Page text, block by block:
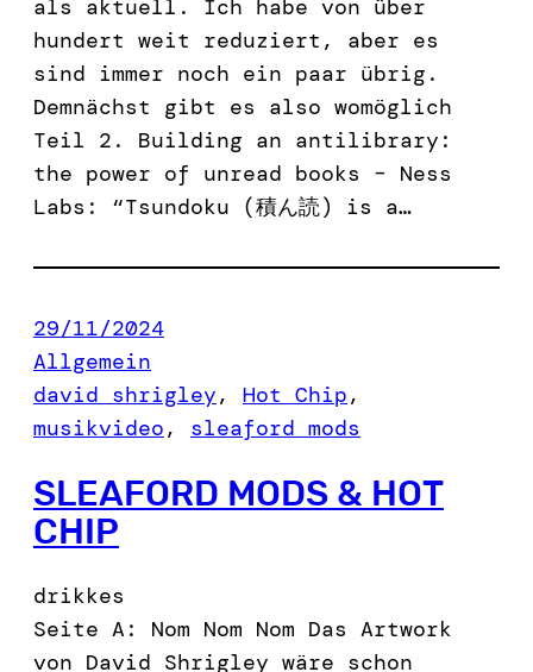
als aktuell. Ich habe von über
hundert weit reduziert, aber es
sind immer noch ein paar übrig.
Demnächst gibt es also womöglich
Teil 2. Building an antilibrary:
the power of unread books – Ness
Labs: “Tsundoku (積ん読) is a…
29/11/2024
Allgemein
david shrigley, Hot Chip
musikvideo, sleaford mods
SLEAFORD MODS & HOT
CHIP
drikkes
Seite A: Nom Nom Nom Das Artwork
von David Shrigley wäre schon